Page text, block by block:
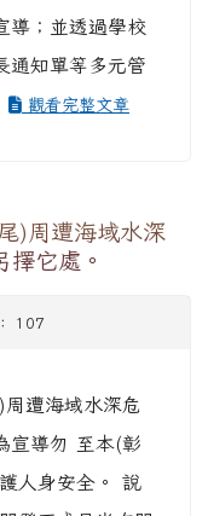
導；並透過學校
通知單等多元管
觀看完整文章
)周遭海域水深
擇它處。
107
遭海域水深危
宣導勿 至本(彰
人身安全。 說